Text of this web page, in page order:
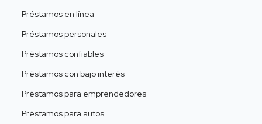
Préstamos en línea
Préstamos personales
Préstamos confiables
Préstamos con bajo interés
Préstamos para emprendedores
Préstamos para autos